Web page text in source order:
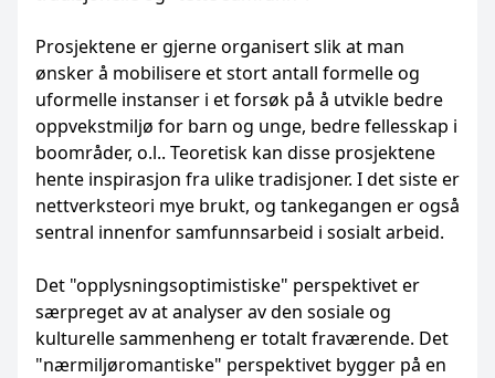
Prosjektene er gjerne organisert slik at man
ønsker å mobilisere et stort antall formelle og
uformelle instanser i et forsøk på å utvikle bedre
oppvekstmiljø for barn og unge, bedre fellesskap i
boområder, o.l.. Teoretisk kan disse prosjektene
hente inspirasjon fra ulike tradisjoner. I det siste er
nettverksteori mye brukt, og tankegangen er også
sentral innenfor samfunnsarbeid i sosialt arbeid.
Det "opplysningsoptimistiske" perspektivet er
særpreget av at analyser av den sosiale og
kulturelle sammenheng er totalt fraværende. Det
"nærmiljøromantiske" perspektivet bygger på en